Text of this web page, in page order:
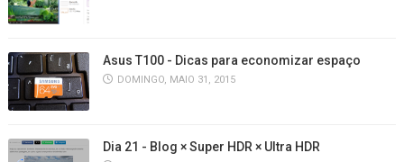
Asus T100 - Dicas para economizar espaço
DOMINGO, MAIO 31, 2015
Dia 21 - Blog × Super HDR × Ultra HDR